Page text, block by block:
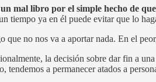
mal libro por el simple hecho de
tiempo ya en él puede evitar que lo
no nos va a aportar nada. En el
la decisión sobre dar fin a
a permanecer atados a